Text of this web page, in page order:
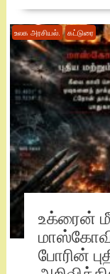
உலக அரசியல். கட்டுரை
உக்ரைன்
போரின்